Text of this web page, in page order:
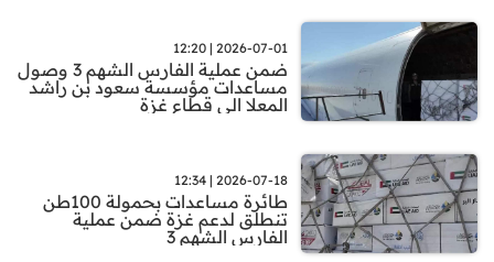
2026-07-01 | 12:20
ضمن عملية الفارس الشهم 3 وصول
مساعدات مؤسسة سعود بن راشد
المعلا الى قطاع غزة
2026-07-18 | 12:34
طائرة مساعدات بحمولة 100طن
تنطلق لدعم غزة ضمن عملية
الفارس الشهم 3